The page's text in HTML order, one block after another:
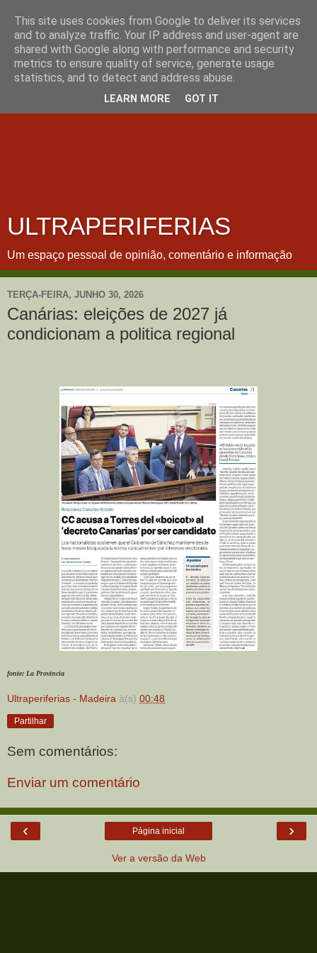
ULTRAPERIFERIAS
Um espaço pessoal de opinião, comentário e informação
TERÇA-FEIRA, JUNHO 30, 2026
Canárias: eleições de 2027 já
condicionam a politica regional
fonte: La Provincia
Ultraperiferias - Madeira à(s) 00:48
Partilhar
Sem comentários:
Enviar um comentário
‹ ›
Página inicial
Ver a versão da Web
This site uses cookies from Google to deliver its services
and to analyze traffic. Your IP address and user-agent are
shared with Google along with performance and security
metrics to ensure quality of service, generate usage
statistics, and to detect and address abuse.
LEARN MORE GOT IT